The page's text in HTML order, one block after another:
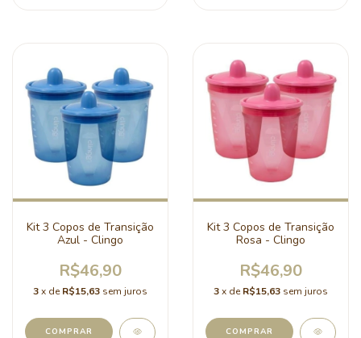
Kit 3 Copos de Transição
Azul - Clingo
R$46,90
3x de R$15,63 sem juros
COMPRAR
Kit 3 Copos de Transição
Rosa - Clingo
R$46,90
3x de R$15,63 sem juros
COMPRAR